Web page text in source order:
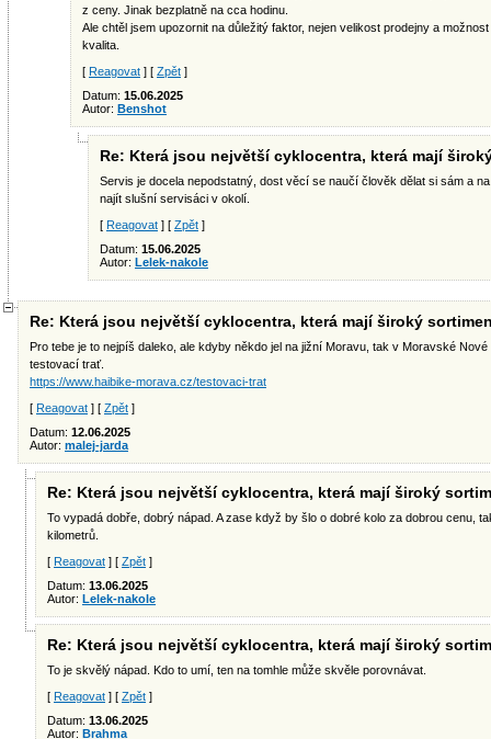
z ceny. Jinak bezplatně na cca hodinu.
Ale chtěl jsem upozornit na důležitý faktor, nejen velikost prodejny a
kvalita.
[ Reagovat ] [ Zpět ]
Datum: 15.06.2025
Autor: Benshot
Re: Která jsou největší cyklocentra, která mají
Servis je docela nepodstatný, dost věcí se naučí člověk dělat si sám a
najít slušní servisáci v okolí.
[ Reagovat ] [ Zpět ]
Datum: 15.06.2025
Autor: Lelek-nakole
Re: Která jsou největší cyklocentra, která mají široký
Pro tebe je to nejpíš daleko, ale kdyby někdo jel na jižní Moravu, tak v Moravské
testovací trať.
https://www.haibike-morava.cz/testovaci-trat
[ Reagovat ] [ Zpět ]
Datum: 12.06.2025
Autor: malej-jarda
Re: Která jsou největší cyklocentra, která mají široký
To vypadá dobře, dobrý nápad. A zase když by šlo o dobré kolo za dobrou cenu,
kilometrů.
[ Reagovat ] [ Zpět ]
Datum: 13.06.2025
Autor: Lelek-nakole
Re: Která jsou největší cyklocentra, která mají široký
To je skvělý nápad. Kdo to umí, ten na tomhle může skvěle porovnávat.
[ Reagovat ] [ Zpět ]
Datum: 13.06.2025
Autor: Brahma